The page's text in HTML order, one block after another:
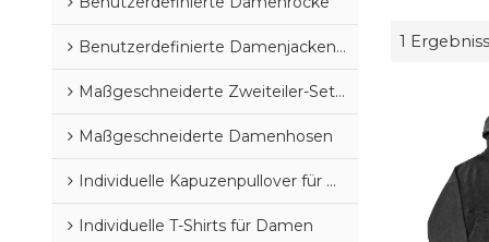
Benutzerdefinierte Damenjacken und -mäntel
Maßgeschneiderte Zweiteiler-Sets für Damen
Maßgeschneiderte Damenhosen
Individuelle Kapuzenpullover für Damen
Individuelle T-Shirts für Damen
1